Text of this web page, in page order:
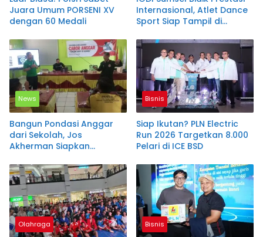
Juara Umum PORSENI XV
dengan 60 Medali
Internasional, Atlet Dance
Sport Siap Tampil di
News
Bangun Pondasi Anggar
dari Sekolah, Jos
Akherman Siapkan
Selatan Menuju Porprov
2027
Bisnis
Siap Ikutan? PLN Electric
Run 2026 Targetkan 8.000
Pelari di ICE BSD
Olahraga Bisnis